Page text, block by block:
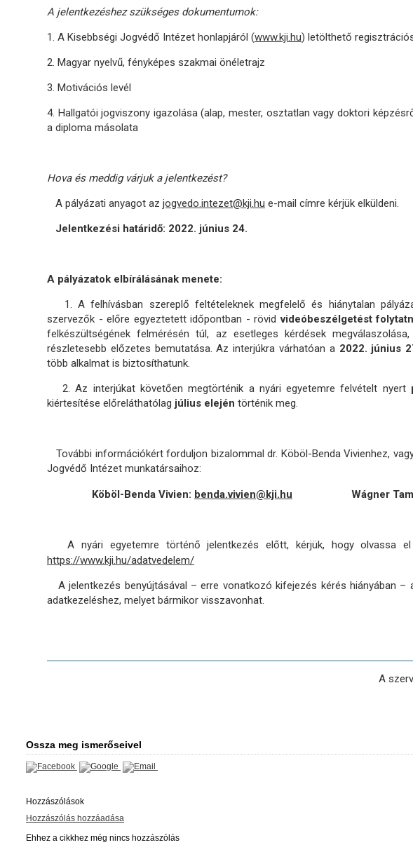
A jelentkezéshez szükséges dokumentumok:
1. A Kisebbségi Jogvédő Intézet honlapjáról (www.kji.hu) letölthető
2. Magyar nyelvű, fényképes szakmai önéletrajz
3. Motivációs levél
4. Hallgatói jogviszony igazolása (alap, mester, osztatlan vagy doktori
a diploma másolata
Hova és meddig várjuk a jelentkezést?
A pályázati anyagot az jogvedo.intezet@kji.hu e-mail címre kérjük elküldeni.
Jelentkezési határidő: 2022. június 24.
A pályázatok elbírálásának menete:
1. A felhívásban szereplő feltételeknek megfelelő és hiánytalan
szervezők - előre egyeztetett időpontban - rövidvideóbeszélgetést
felkészültségének felmérésén túl, az esetleges kérdések
részletesebb előzetes bemutatása. Az interjúkra várhatóan a 2022. június
több alkalmat is biztosíthatunk.
2. Az interjúkat követően megtörténik a nyári egyetemre felvételt nyert
kiértesítése előreláthatólag július elején történik meg.
További információkért forduljon bizalommal dr. Köböl-Benda Vivienhez,
Jogvédő Intézet munkatársaihoz:
Köböl-Benda Vivien: benda.vivien@kji.hu Wágner
A nyári egyetemre történő jelentkezés előtt, kérjük, hogy olvassa el
https://www.kji.hu/adatvedelem/
A jelentkezés benyújtásával – erre vonatkozó kifejezés kérés hiányában –
adatkezeléshez, melyet bármikor visszavonhat.
A
Ossza meg ismerőseivel
Hozzászólások
Hozzászólás hozzáadása
Ehhez a cikkhez még nincs hozzászólás